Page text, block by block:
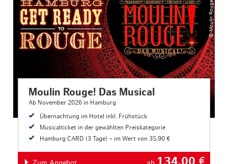
Moulin Rouge! Das Musical
Ab November 2026 in Hamburg
Übernachtung im Hotel inkl. Frühstück
Musicalticket in der gewählten Preiskategorie
Hamburg CARD (3 Tage) – im Wert von 35,90 €
134,00 €